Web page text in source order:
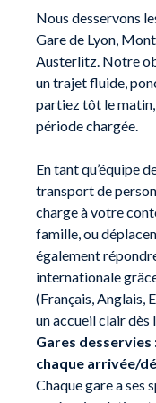
Nous desservons
Gare de Lyon,
Austerlitz. Notre
un trajet fluide,
partiez tôt le
période chargée.
En tant qu’équipe
transport de
charge à votre
famille, ou
également
internationale
(Français, Anglais,
un accueil clair dès
Gares desservies
chaque arrivée/
Chaque gare a ses